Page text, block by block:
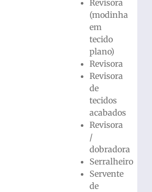
Revisora
(modinha
em
tecido
plano)
Revisora
Revisora
de
tecidos
acabados
Revisora
/
dobradora
Serralheiro
Servente
de